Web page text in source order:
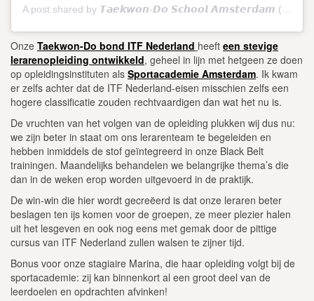
Onze Taekwon-Do bond ITF Nederland heeft een stevige
lerarenopleiding ontwikkeld, geheel in lijn met hetgeen ze doen
op opleidingsinstituten als Sportacademie Amsterdam. Ik kwam
er zelfs achter dat de ITF Nederland-eisen misschien zelfs een
hogere classificatie zouden rechtvaardigen dan wat het nu is.
De vruchten van het volgen van de opleiding plukken wij dus nu:
we zijn beter in staat om ons lerarenteam te begeleiden en
hebben inmiddels de stof geïntegreerd in onze Black Belt
trainingen. Maandelijks behandelen we belangrijke thema’s die
dan in de weken erop worden uitgevoerd in de praktijk.
De win-win die hier wordt gecreëerd is dat onze leraren beter
beslagen ten ijs komen voor de groepen, ze meer plezier halen
uit het lesgeven en ook nog eens met gemak door de pittige
cursus van ITF Nederland zullen walsen te zijner tijd.
Bonus voor onze stagiaire Marina, die haar opleiding volgt bij de
sportacademie: zij kan binnenkort al een groot deel van de
leerdoelen en opdrachten afvinken!